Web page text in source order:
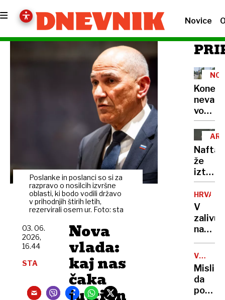
Novice
Poslanke in poslanci so si za
razpravo o nosilcih izvršne
oblasti, ki bodo vodili državo
v prihodnjih štirih letih,
rezervirali osem ur. Foto: sta
Nova
vlada:
kaj nas
čaka
03. 06.
2026,
16.44
STA
Konec
voženj
skozi
Podvoz
na
Nafta
že
izteka:
če
se
bo
nasedli
tanker
V
zalivu
na
našli
truplo
24-
V
da